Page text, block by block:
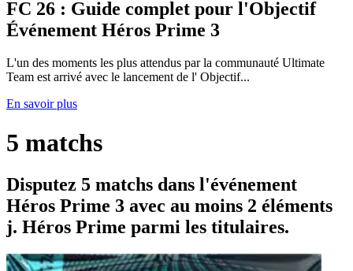
FC 26 : Guide complet pour l'Objectif
Événement Héros Prime 3
L'un des moments les plus attendus par la communauté Ultimate
Team est arrivé avec le lancement de l' Objectif...
En savoir plus
5 matchs
Disputez 5 matchs dans l'événement
Héros Prime 3 avec au moins 2 éléments
j. Héros Prime parmi les titulaires.